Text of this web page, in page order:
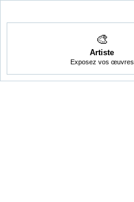
🎨
Artiste
Exposez vos œuvres